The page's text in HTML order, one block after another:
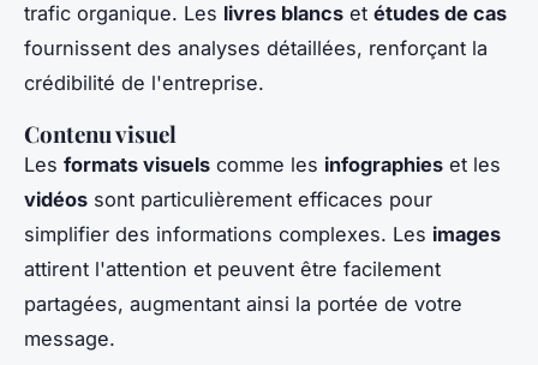
trafic organique. Les livres blancs et études de cas
fournissent des analyses détaillées, renforçant la
crédibilité de l'entreprise.
Contenu visuel
Les formats visuels comme les infographies et les
vidéos sont particulièrement efficaces pour
simplifier des informations complexes. Les images
attirent l'attention et peuvent être facilement
partagées, augmentant ainsi la portée de votre
message.